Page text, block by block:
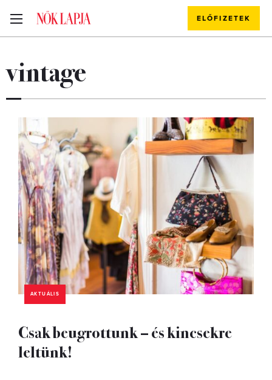
ELŐFIZETEK
vintage
AKTUÁLIS
Csak beugrottunk – és kincsekre
leltünk!